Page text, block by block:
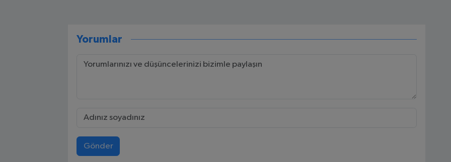
Yorumlar
Gönder